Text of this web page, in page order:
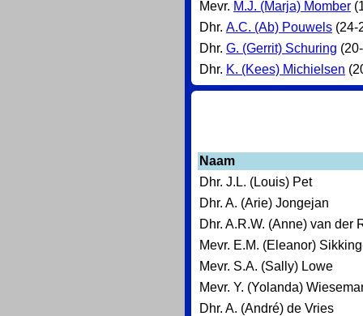
Mevr. M.J. (Marja) Momber
Dhr. A.C. (Ab) Pouwels (24-
Dhr. G. (Gerrit) Schuring
Dhr. K. (Kees) Michielsen
Naam
Dhr. J.L. (Louis) Pet
Dhr. A. (Arie) Jongejan
Dhr. A.R.W. (Anne) van der
Mevr. E.M. (Eleanor)
Mevr. S.A. (Sally) Lowe
Mevr. Y. (Yolanda)
Dhr. A. (André) de Vries